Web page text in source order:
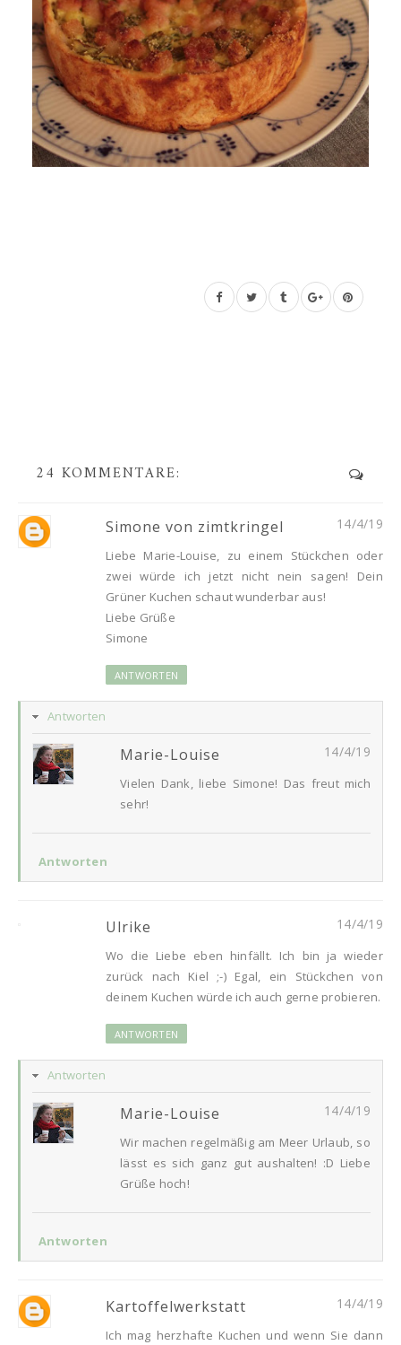
24 KOMMENTARE:
Simone von zimtkringel 14/4/19
Liebe Marie-Louise, zu einem Stückchen oder
zwei würde ich jetzt nicht nein sagen! Dein
Grüner Kuchen schaut wunderbar aus!
Liebe Grüße
Simone
ANTWORTEN
Antworten
Marie-Louise 14/4/19
Vielen Dank, liebe Simone! Das freut mich
sehr!
Antworten
Ulrike 14/4/19
Wo die Liebe eben hinfällt. Ich bin ja wieder
zurück nach Kiel ;-) Egal, ein Stückchen von
deinem Kuchen würde ich auch gerne probieren.
ANTWORTEN
Antworten
Marie-Louise 14/4/19
Wir machen regelmäßig am Meer Urlaub, so
lässt es sich ganz gut aushalten! :D Liebe
Grüße hoch!
Antworten
Kartoffelwerkstatt 14/4/19
Ich mag herzhafte Kuchen und wenn Sie dann